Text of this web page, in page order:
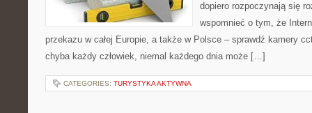
dopiero rozpoczynają się
wspomnieć o tym, że
przekazu w całej Europie, a także w Polsce – sprawdź kamery
chyba każdy człowiek, niemal każdego dnia może […]
CATEGORIES: TURYSTYKA AKTYWNA